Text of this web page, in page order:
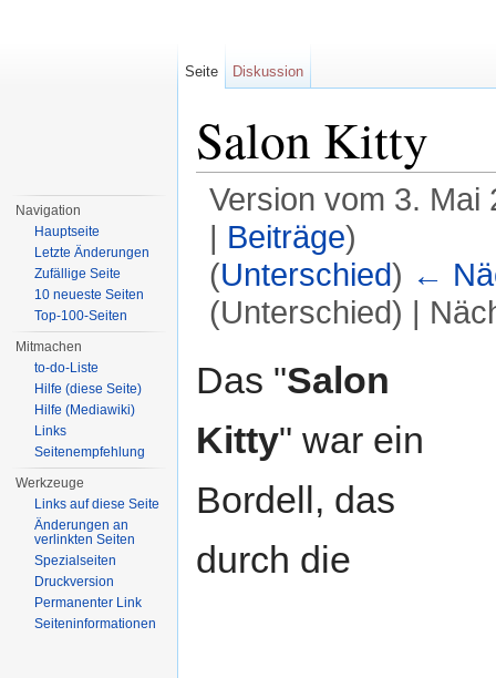
Salon Kitty
Version vom 3.
| Beiträge)
(Unterschied) ←
(Unterschied) |
Das "Salon
Kitty" war ein
Bordell, das
durch die
Seite Diskussion
Navigation
Hauptseite
Letzte Änderungen
Zufällige Seite
10 neueste Seiten
Top-100-Seiten
Mitmachen
to-do-Liste
Hilfe (diese Seite)
Hilfe (Mediawiki)
Links
Seitenempfehlung
Werkzeuge
Links auf diese Seite
Änderungen an
verlinkten Seiten
Spezialseiten
Druckversion
Permanenter Link
Seiteninformationen